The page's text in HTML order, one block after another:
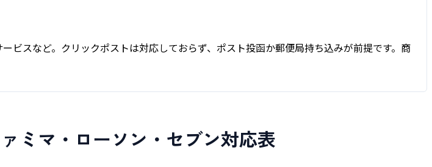
ビスなど。クリックポストは対応しておらず、ポスト投函か郵便局持ち込みが前提です。商
ミマ・ローソン・セブン対応表